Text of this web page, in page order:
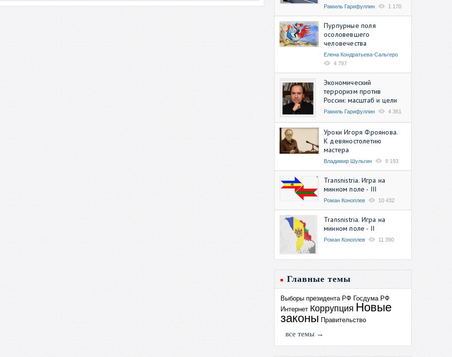
Рамиль Гарифуллин 1 170
Пурпурные поля
осоловевшего
человечества
Елена Кондратьева-Сальгеро
4 797
Экономический
терроризм против
России: масштаб и цели
Рамиль Гарифуллин 4 361
Уроки Игоря Фроянова.
К девяностолетию
мастера
Владимир Шульгин 9 193
Transnistria. Игра на
минном поле - III
Роман Коноплев 10 432
Transnistria. Игра на
минном поле - II
Роман Коноплев 11 390
Главные темы
Выборы президента РФ Госдума РФ
Интернет Коррупция Новые
законы Правительство
все темы →